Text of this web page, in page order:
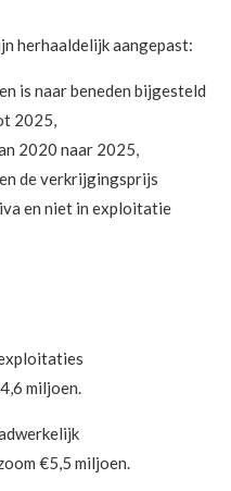
herhaaldelijk aangepast:
is naar beneden bijgesteld
2025,
2020 naar 2025,
de verkrijgingsprijs
en niet in exploitatie
miljoen.
€5,5 miljoen.